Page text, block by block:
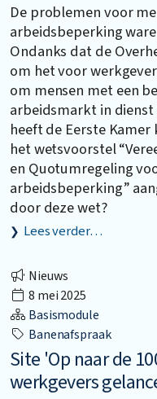
De problemen voor
arbeidsbeperking
Ondanks dat de
om het voor
om mensen met een
arbeidsmarkt in
heeft de Eerste
het wetsvoorstel
en Quotumregeling
arbeidsbeperking”
door deze wet?
Lees verder…
Nieuws
8 mei 2025
Basismodule
Banenafspraak
Site 'Op naar de
werkgevers